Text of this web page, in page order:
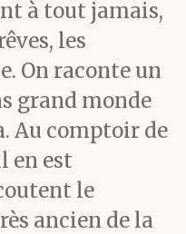
et le
parle
lui.
du
les
à tout jamais,
les
On raconte un
grand monde
Au comptoir de
en est
le
ancien de la